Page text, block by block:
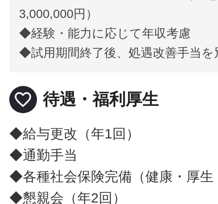
3,000,000円）
◆経験・能力に応じて年収考慮
◆試用期間終了後、処遇改善手当を
favorite_border 待遇・福利厚生
◆給与更改（年1回）
◆通勤手当
◆各種社会保険完備（健康・厚生
◆懇親会（年2回）